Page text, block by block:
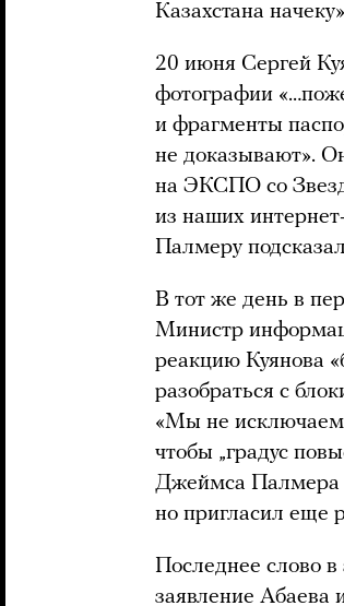
Казахстана
20 июня Сергей
фотографии
и фрагменты
не доказывают».
на ЭКСПО со
из наших
Палмеру
В тот же день в
Министр
реакцию Куянова
разобраться с
«Мы не исключаем
чтобы „градус
Джеймса Палмера
но пригласил еще
Последнее слово
заявление Абаева